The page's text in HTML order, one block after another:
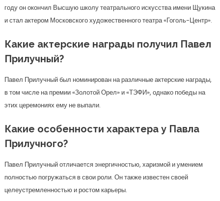
году он окончил Высшую школу театрального искусства имени Щукина
и стал актером Московского художественного театра «Гоголь-Центр».
Какие актерские награды получил Павел
Прилучный?
Павел Прилучный был номинирован на различные актерские награды,
в том числе на премии «Золотой Орел» и «ТЭФИ», однако победы на
этих церемониях ему не выпали.
Какие особенности характера у Павла
Прилучного?
Павел Прилучный отличается энергичностью, харизмой и умением
полностью погружаться в свои роли. Он также известен своей
целеустремленностью и ростом карьеры.